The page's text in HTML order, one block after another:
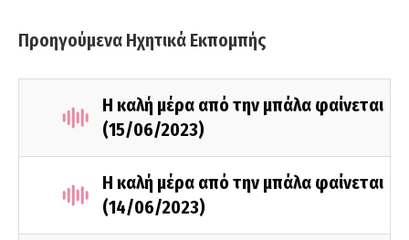
Προηγούμενα Ηχητικά Εκπομπής
Η καλή μέρα από την μπάλα φαίνεται
(15/06/2023)
Η καλή μέρα από την μπάλα φαίνεται
(14/06/2023)